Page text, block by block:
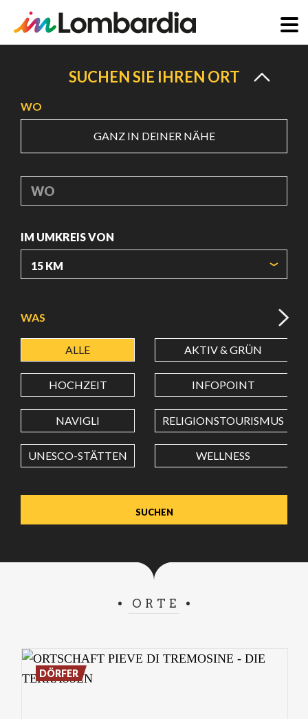
SUCHEN SIE IHREN ORT
WO
GANZ IN DEINER NÄHE
WO
IM UMKREIS VON
BREITENGRAD
LÄNGENGRAD
Wert in Dezimalgrad. Punkt (.) als Dezimalzeichen
WAS
ALLE AKTIV & GRÜN
HOCHZEIT INFOPOINT
NAVIGLI RELIGIONSTOURISMUS
UNESCO-STÄTTEN WELLNESS
ORTE
DÖRFER